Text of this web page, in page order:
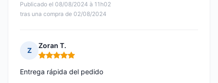
Publicado el 08/08/2024 à 11h02
tras una compra de 02/08/2024
Z
Zoran T.
Nota: 5 de 5
Entrega rápida del pedido